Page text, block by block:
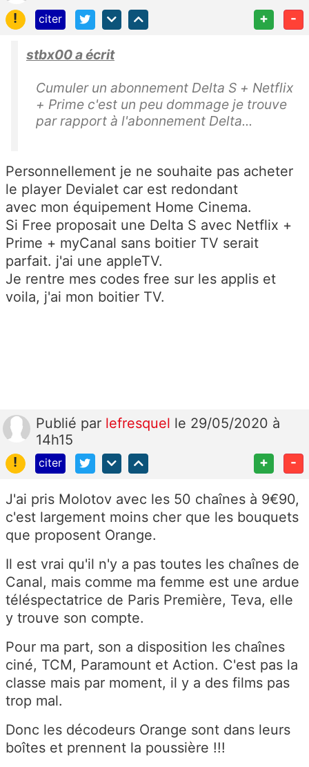
!
citer + -
stbx00 a écrit
Cumuler un abonnement Delta S + Netflix
+ Prime c'est un peu dommage je trouve
par rapport à l'abonnement Delta...
Personnellement je ne souhaite pas acheter
le player Devialet car est redondant
avec mon équipement Home Cinema.
Si Free proposait une Delta S avec Netflix +
Prime + myCanal sans boitier TV serait
parfait. j'ai une appleTV.
Je rentre mes codes free sur les applis et
voila, j'ai mon boitier TV.
Publié par lefresquel le 29/05/2020 à
14h15
!
citer + -
J'ai pris Molotov avec les 50 chaînes à 9€90,
c'est largement moins cher que les bouquets
que proposent Orange.
Il est vrai qu'il n'y a pas toutes les chaînes de
Canal, mais comme ma femme est une ardue
téléspectatrice de Paris Première, Teva, elle
y trouve son compte.
Pour ma part, son a disposition les chaînes
ciné, TCM, Paramount et Action. C'est pas la
classe mais par moment, il y a des films pas
trop mal.
Donc les décodeurs Orange sont dans leurs
boîtes et prennent la poussière !!!